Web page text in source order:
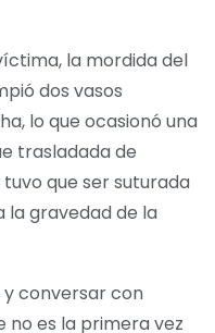
la mordida del
dos vasos
lo que ocasionó una
trasladada de
que ser suturada
la gravedad de la
conversar con
no es la primera vez